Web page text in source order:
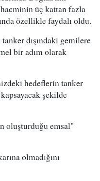
üç kattan fazla
özellikle faydalı oldu.
tanker dışındaki gemilere
bir adım olarak
hedeflerin tanker
şekilde
oluşturduğu emsal"
olmadığını